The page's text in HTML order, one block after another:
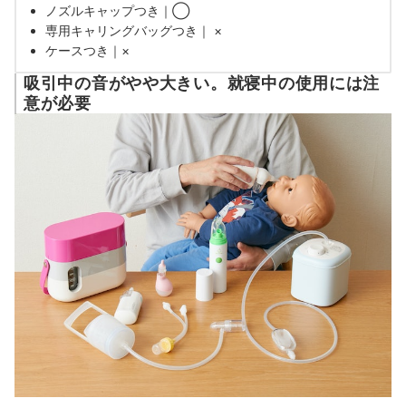
ノズルキャップつき｜◯
専用キャリングバッグつき｜ ×
ケースつき｜×
吸引中の音がやや大きい。就寝中の使用には注
意が必要